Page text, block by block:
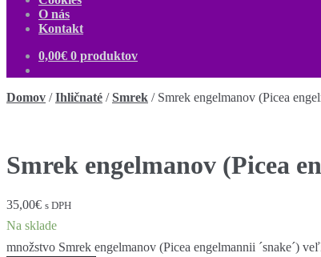
O nás
Kontakt
0,00€ 0 produktov
Domov /Ihličnaté /Smrek / Smrek engelmanov (Picea
Smrek engelmanov (Picea
35,00€ s DPH
Na sklade
množstvo Smrek engelmanov (Picea engelmannii ´snake´)